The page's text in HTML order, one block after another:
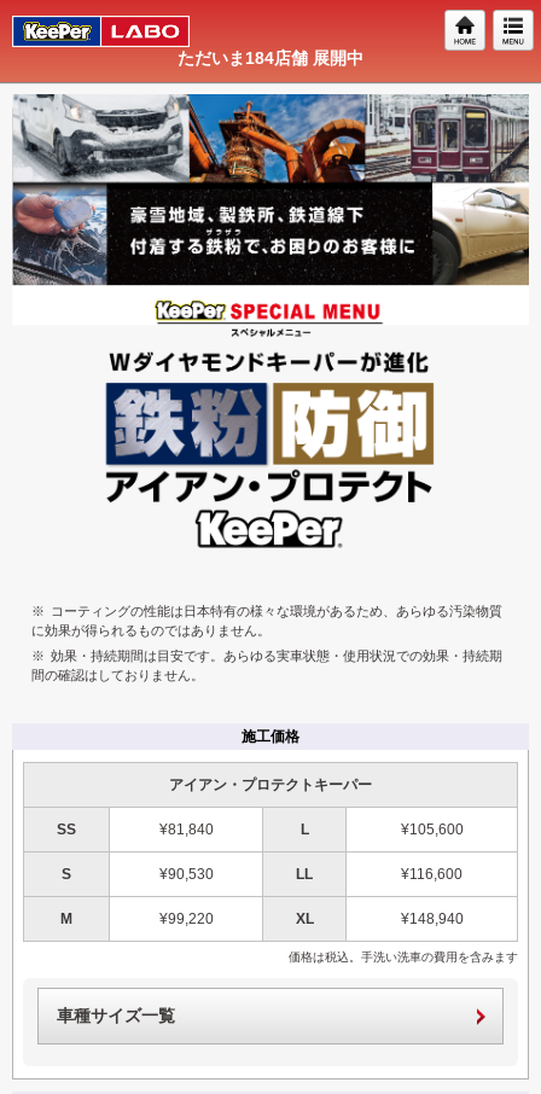
ただいま184店舗 展開中
コーティングの性能は日本特有の様々な環境があるため、あらゆる汚染物質
に効果が得られるものではありません。
効果・持続期間は目安です。あらゆる実車状態・使用状況での効果・持続期
間の確認はしておりません。
施工価格
アイアン・プロテクトキーパー
SS ¥81,840 L ¥105,600
S ¥90,530 LL ¥116,600
M ¥99,220 XL ¥148,940
価格は税込。手洗い洗車の費用を含みます
車種サイズ一覧